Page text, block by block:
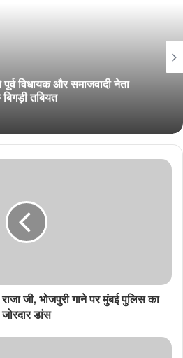
विधायक और समाजवादी नेता
तबियत
जी, भोजपुरी गाने पर मुंबई पुलिस का
जोरदार डांस